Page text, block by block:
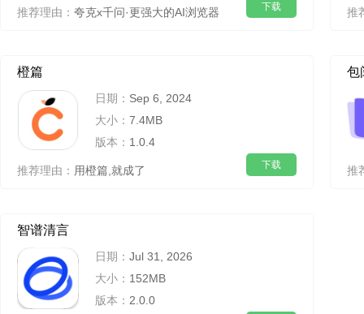
推荐理由： 夸克x千问·更强大的AI浏览器 下载 推
橙篇
日期： Sep 6, 2024
大小： 7.4MB
版本： 1.0.4
推荐理由： 用橙篇,就成了 下载
包
推
智谱清言
日期： Jul 31, 2026
大小： 152MB
版本： 2.0.0